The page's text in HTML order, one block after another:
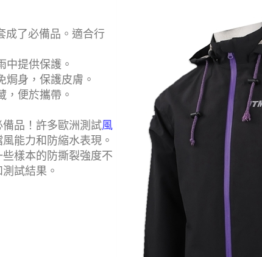
成了必備品。適合行
中提供保護。
身，保護皮膚。
，便於攜帶。
品！許多歐洲測試風
能力和防縮水表現。
樣本的防撕裂強度不
試結果。